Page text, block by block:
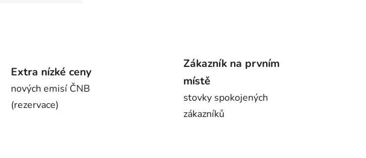
Extra nízké ceny
nových emisí ČNB
(rezervace)
Zákazník na prvním
místě
stovky spokojených
zákazníků